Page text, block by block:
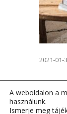
2021-01-
A weboldalon a
használunk.
Ismerje meg